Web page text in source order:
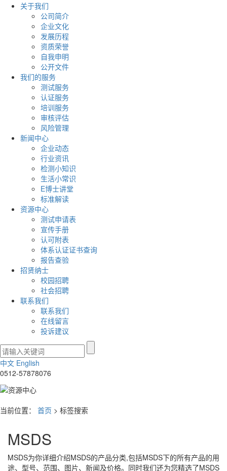
关于我们
公司简介
企业文化
发展历程
资质荣誉
自我申明
公开文件
我们的服务
测试服务
认证服务
培训服务
审核评估
风险管理
新闻中心
企业动态
行业资讯
检测小知识
生活小常识
E博士讲堂
标准解读
资源中心
测试申请表
宣传手册
认可附表
体系认证证书查询
报告查验
招贤纳士
校园招聘
社会招聘
联系我们
联系我们
在线留言
投诉建议
中文 English
0512-57878076
当前位置： 首页 > 标签搜索
MSDS
MSDS为你详细介绍MSDS的产品分类,包括MSDS下的所有产品的用
途、型号、范围、图片、新闻及价格。同时我们还为您精选了MSDS